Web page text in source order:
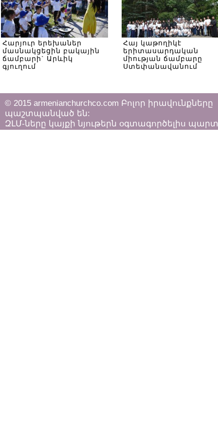
Հարյուր երեխաներ
մասնակցեցին բակային
ճամբարի` Արևիկ
գյուղում
Հայ կաթողիկէ
երիտասարդական
միության ճամբարը
Ստեփանավանում
© 2015 armenianchurchco.com Բոլոր իրավունքները
պաշտպանված են:
ԶԼՄ-ները կայքի նյութերն օգտագործելիս